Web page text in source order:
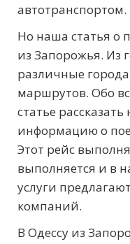
автотранспортом.
Но наша статья о
из Запорожья. Из
различные
маршрутов. Обо
статье
информацию о
Этот рейс
выполняется и в
услуги
компаний.
В Одессу из